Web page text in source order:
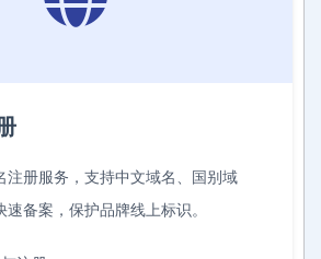
注册服务，支持中文域名、国别域
备案，保护品牌线上标识。